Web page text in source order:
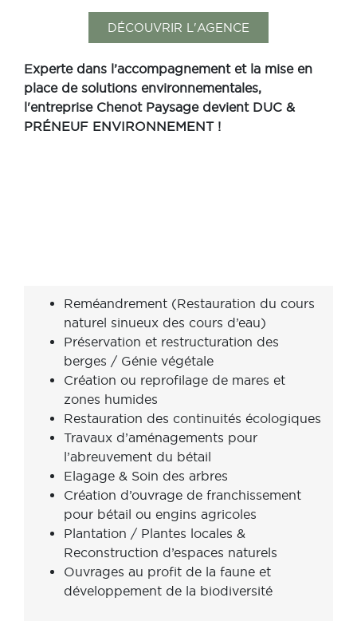
DÉCOUVRIR L'AGENCE
Experte dans l’accompagnement et la mise en
place de solutions environnementales,
l'entreprise Chenot Paysage devient DUC &
PRÉNEUF ENVIRONNEMENT !
Reméandrement (Restauration du cours
naturel sinueux des cours d’eau)
Préservation et restructuration des
berges / Génie végétale
Création ou reprofilage de mares et
zones humides
Restauration des continuités écologiques
Travaux d’aménagements pour
l’abreuvement du bétail
Elagage & Soin des arbres
Création d’ouvrage de franchissement
pour bétail ou engins agricoles
Plantation / Plantes locales &
Reconstruction d’espaces naturels
Ouvrages au profit de la faune et
développement de la biodiversité